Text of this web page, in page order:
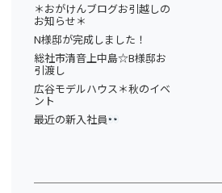
＊おがけんブログお引越しの
お知らせ＊
N様邸が完成しました！
総社市清音上中島☆B様邸お
引渡し
広谷モデルハウス＊秋のイベ
ント
最近の新入社員